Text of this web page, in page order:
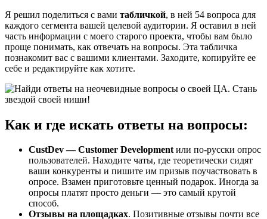
Я решил поделиться с вами табличкой, в ней 54 вопроса для
каждого сегмента вашей целевой аудитории. Я оставил в ней
часть информации с моего старого проекта, чтобы вам было
проще понимать, как отвечать на вопросы. Эта табличка
познакомит вас с вашими клиентами. Заходите, копируйте ее
себе и редактируйте как хотите.
Как и где искать ответы на вопросы:
CustDev — Customer Developmentили по-русски опрос
пользователей. Находите чаты, где теоретически сидят
ваши конкуренты и пишите им призыв поучаствовать в
опросе. Взамен приготовьте ценный подарок. Иногда за
опросы платят просто деньги — это самый крутой
способ.
Отзывы на площадках. Позитивные отзывы почти все